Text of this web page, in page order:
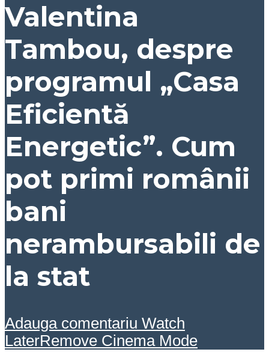
Valentina
Tambou, despre
programul „Casa
Eficientă
Energetic”. Cum
pot primi românii
bani
nerambursabili de
la stat
Adauga comentariu Watch
LaterRemove Cinema Mode